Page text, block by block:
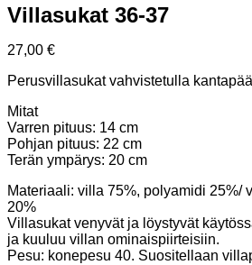
Villasukat 36-37
27,00 €
Perusvillasukat vahvistetulla
Mitat
Varren pituus: 14 cm
Pohjan pituus: 22 cm
Terän ympärys: 20 cm
Materiaali: villa 75%, polyamidi 25%/
20%
Villasukat venyvät ja löystyvät
ja kuuluu villan ominaispiirteisiin.
Pesu: konepesu 40. Suositellaan